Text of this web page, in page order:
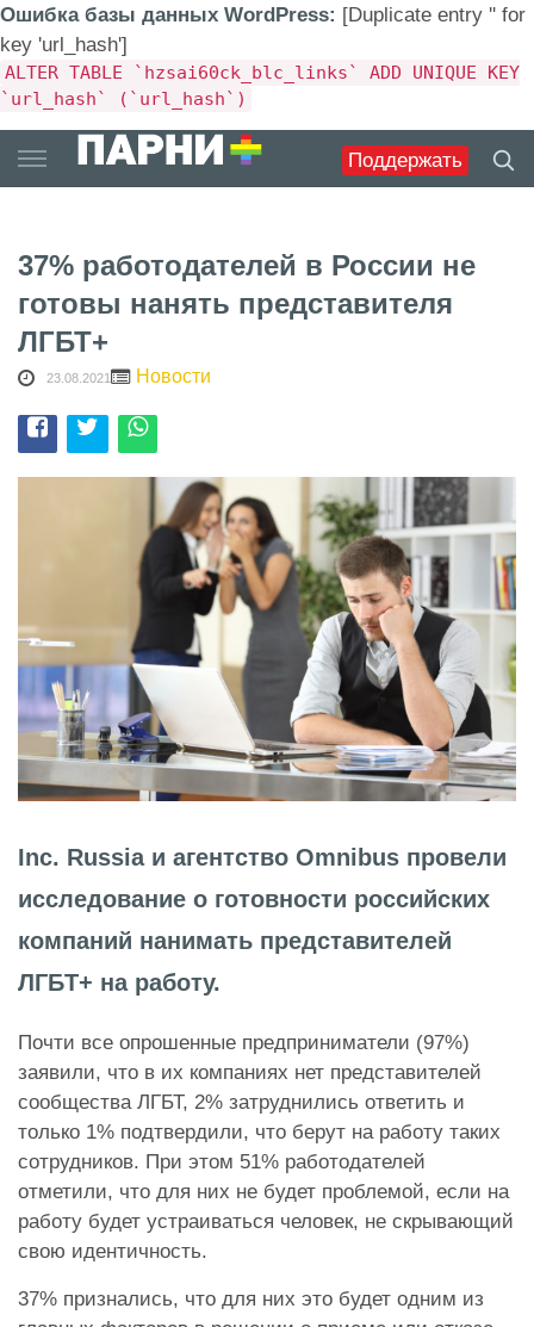
Ошибка базы данных WordPress: [Duplicate entry '' for
key 'url_hash']
ALTER TABLE `hzsai60ck_blc_links` ADD UNIQUE KEY
`url_hash` (`url_hash`)
Поддержать
to
37% работодателей в России не
готовы нанять представителя
ЛГБТ+
23.08.2021 Новости
Inc. Russia и агентство Omnibus провели
исследование о готовности российских
компаний нанимать представителей
ЛГБТ+ на работу.
Почти все опрошенные предприниматели (97%)
заявили, что в их компаниях нет представителей
сообщества ЛГБТ, 2% затруднились ответить и
только 1% подтвердили, что берут на работу таких
сотрудников. При этом 51% работодателей
отметили, что для них не будет проблемой, если на
работу будет устраиваться человек, не скрывающий
свою идентичность.
37% признались, что для них это будет одним из